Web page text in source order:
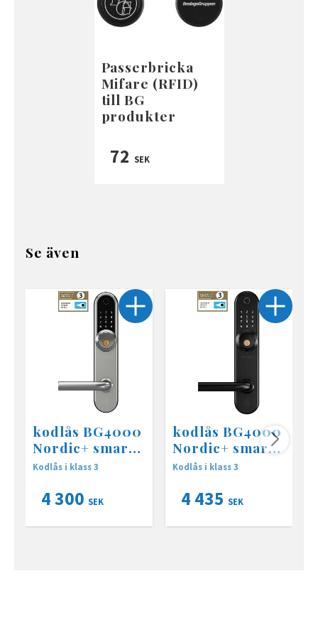
Passerbricka
Mifare (RFID)
till BG
produkter
72 SEK
Se även
kodlås BG4000
Nordic+ smart
lock silver
Kodlås i klass 3
4 300 SEK
kodlås BG4000
Nordic+ smart
lock svart
Kodlås i klass 3
4 435 SEK